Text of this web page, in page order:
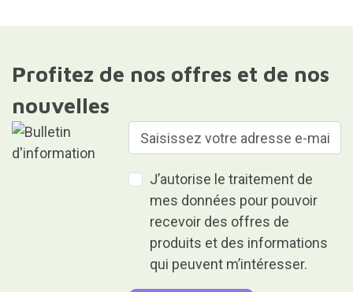
Profitez de nos offres et de nos
nouvelles
J’autorise le traitement de
mes données pour pouvoir
recevoir des offres de
produits et des informations
qui peuvent m’intéresser.